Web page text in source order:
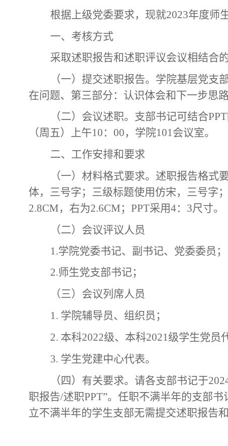
根据上级党委要求， 现就2023年度师
一、 考核方式
采取述职报告和述职评议会议相结合
（一） 提交述职报告。 学院基层党支
在问题、第三部分：认识体会和下一步思
（二）会议述职。 支部书记可结合
（周五）上午10：00，学院101会议室。
二、 工作安排和要求
（一） 材料格式要求。 述职报告格式
体，三号字；三级标题使用仿宋，三号字
2.8CM，右为2.6CM；PPT采用4：3尺寸。
（二） 会议评议人员
1.学院党委书记、副书记、党委委员；
2.师生党支部书记；
（三） 会议列席人员
1. 学院辅导员、组织员；
2. 本科2022级、本科2021级学生党员
3. 学生党建中心代表。
（四） 有关要求。 请各支部书记于202
职报告/述职PPT”。 任职不满半年的支部书
立不满半年的学生支部无需提交述职报告和